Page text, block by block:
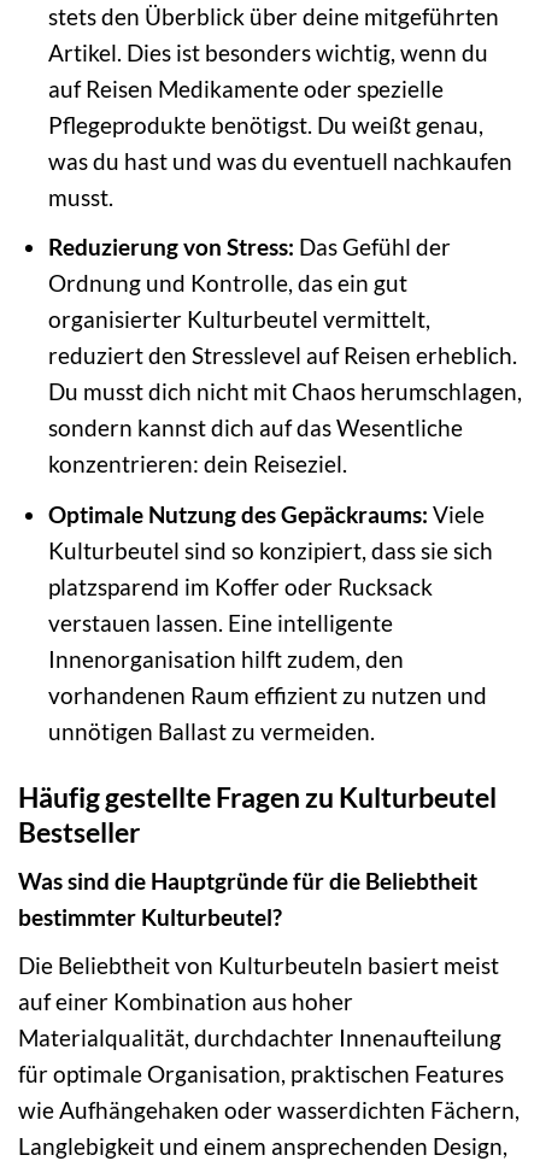
stets den Überblick über deine mitgeführten
Artikel. Dies ist besonders wichtig, wenn du
auf Reisen Medikamente oder spezielle
Pflegeprodukte benötigst. Du weißt genau,
was du hast und was du eventuell nachkaufen
musst.
Reduzierung von Stress: Das Gefühl der
Ordnung und Kontrolle, das ein gut
organisierter Kulturbeutel vermittelt,
reduziert den Stresslevel auf Reisen erheblich.
Du musst dich nicht mit Chaos herumschlagen,
sondern kannst dich auf das Wesentliche
konzentrieren: dein Reiseziel.
Optimale Nutzung des Gepäckraums: Viele
Kulturbeutel sind so konzipiert, dass sie sich
platzsparend im Koffer oder Rucksack
verstauen lassen. Eine intelligente
Innenorganisation hilft zudem, den
vorhandenen Raum effizient zu nutzen und
unnötigen Ballast zu vermeiden.
Häufig gestellte Fragen zu Kulturbeutel
Bestseller
Was sind die Hauptgründe für die Beliebtheit
bestimmter Kulturbeutel?
Die Beliebtheit von Kulturbeuteln basiert meist
auf einer Kombination aus hoher
Materialqualität, durchdachter Innenaufteilung
für optimale Organisation, praktischen Features
wie Aufhängehaken oder wasserdichten Fächern,
Langlebigkeit und einem ansprechenden Design,